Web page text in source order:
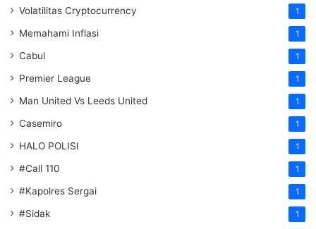
Volatilitas Cryptocurrency 1
Memahami Inflasi 1
Cabul 1
Premier League 1
Man United Vs Leeds United 1
Casemiro 1
HALO POLISI 1
#Call 110 1
#Kapolres Sergai 1
#Sidak 1